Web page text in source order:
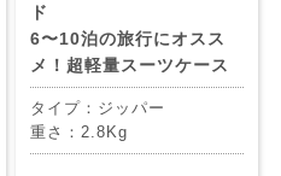
ド
6〜10泊の旅行にオスス
メ！超軽量スーツケース
タイプ：ジッパー
重さ：2.8Kg